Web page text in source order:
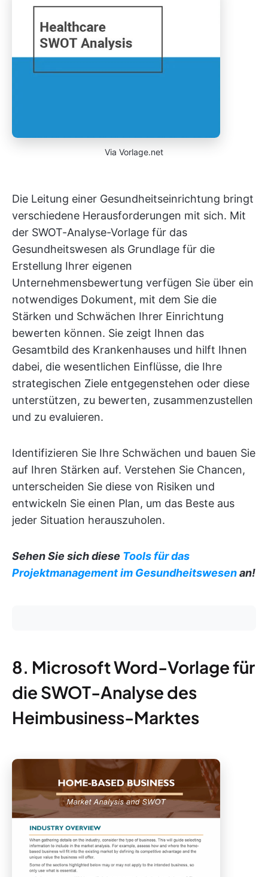
Via Vorlage.net
Die Leitung einer Gesundheitseinrichtung bringt
verschiedene Herausforderungen mit sich. Mit
der SWOT-Analyse-Vorlage für das
Gesundheitswesen als Grundlage für die
Erstellung Ihrer eigenen
Unternehmensbewertung verfügen Sie über ein
notwendiges Dokument, mit dem Sie die
Stärken und Schwächen Ihrer Einrichtung
bewerten können. Sie zeigt Ihnen das
Gesamtbild des Krankenhauses und hilft Ihnen
dabei, die wesentlichen Einflüsse, die Ihre
strategischen Ziele entgegenstehen oder diese
unterstützen, zu bewerten, zusammenzustellen
und zu evaluieren.
Identifizieren Sie Ihre Schwächen und bauen Sie
auf Ihren Stärken auf. Verstehen Sie Chancen,
unterscheiden Sie diese von Risiken und
entwickeln Sie einen Plan, um das Beste aus
jeder Situation herauszuholen.
Sehen Sie sich diese Tools für das
Projektmanagement im Gesundheitswesenan!
8. Microsoft Word-Vorlage für
die SWOT-Analyse des
Heimbusiness-Marktes